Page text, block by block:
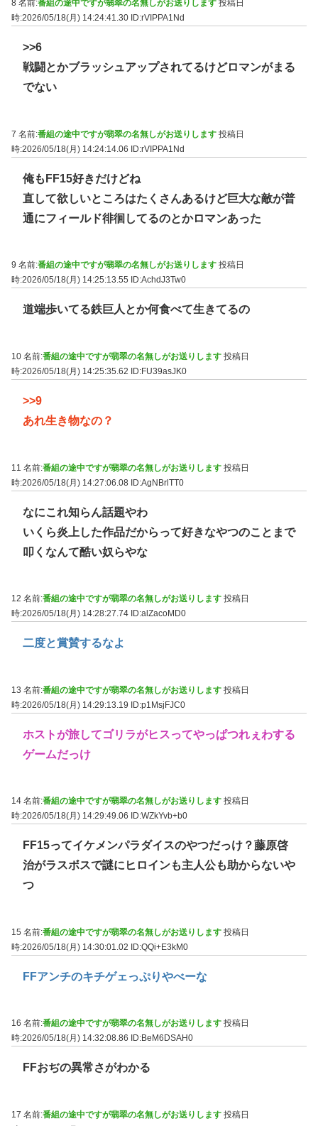
8 名前:番組の途中ですが翡翠の名無しがお送りします 投稿日
時:2026/05/18(月) 14:24:41.30 ID:rVIPPA1Nd
>>6
戦闘とかブラッシュアップされてるけどロマンがまる
でない
7 名前:番組の途中ですが翡翠の名無しがお送りします 投稿日
時:2026/05/18(月) 14:24:14.06 ID:rVIPPA1Nd
俺もFF15好きだけどね
直して欲しいところはたくさんあるけど巨大な敵が普
通にフィールド徘徊してるのとかロマンあった
9 名前:番組の途中ですが翡翠の名無しがお送りします 投稿日
時:2026/05/18(月) 14:25:13.55
ID:AchdJ3Tw0
道端歩いてる鉄巨人とか何食べて生きてるの
10 名前:番組の途中ですが翡翠の名無しがお送りします 投稿日
時:2026/05/18(月) 14:25:35.62
ID:FU39asJK0
>>9
あれ生き物なの？
11 名前:番組の途中ですが翡翠の名無しがお送りします 投稿日
時:2026/05/18(月) 14:27:06.08 ID:AgNBrlTT0
なにこれ知らん話題やわ
いくら炎上した作品だからって好きなやつのことまで
叩くなんて酷い奴らやな
12 名前:番組の途中ですが翡翠の名無しがお送りします 投稿日
時:2026/05/18(月) 14:28:27.74 ID:alZacoMD0
二度と賞賛するなよ
13 名前:番組の途中ですが翡翠の名無しがお送りします 投稿日
時:2026/05/18(月) 14:29:13.19 ID:p1MsjFJC0
ホストが旅してゴリラがヒスってやっぱつれぇわする
ゲームだっけ
14 名前:番組の途中ですが翡翠の名無しがお送りします 投稿日
時:2026/05/18(月) 14:29:49.06
ID:WZkYvb+b0
FF15ってイケメンパラダイスのやつだっけ？藤原啓
治がラスボスで謎にヒロインも主人公も助からないや
つ
15 名前:番組の途中ですが翡翠の名無しがお送りします 投稿日
時:2026/05/18(月) 14:30:01.02 ID:QQi+E3kM0
FFアンチのキチゲェっぷりやべーな
16 名前:番組の途中ですが翡翠の名無しがお送りします 投稿日
時:2026/05/18(月) 14:32:08.86
ID:BeM6DSAH0
FFおぢの異常さがわかる
17 名前:番組の途中ですが翡翠の名無しがお送りします 投稿日